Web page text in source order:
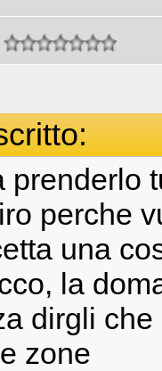
prenderlo
perche
una
la
dirgli
zone